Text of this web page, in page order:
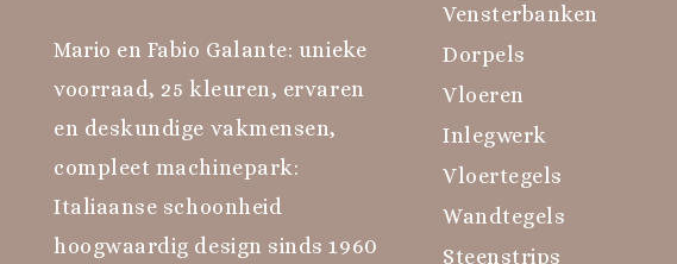
Mario en Fabio Galante: unieke
voorraad, 25 kleuren, ervaren
en deskundige vakmensen,
compleet machinepark:
Italiaanse schoonheid
hoogwaardig design sinds 1960
Vensterbanken
Dorpels
Vloeren
Inlegwerk
Vloertegels
Wandtegels
Steenstrips